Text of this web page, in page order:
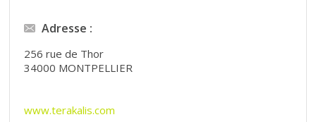
Adresse :
256 rue de Thor
34000 MONTPELLIER
www.terakalis.com